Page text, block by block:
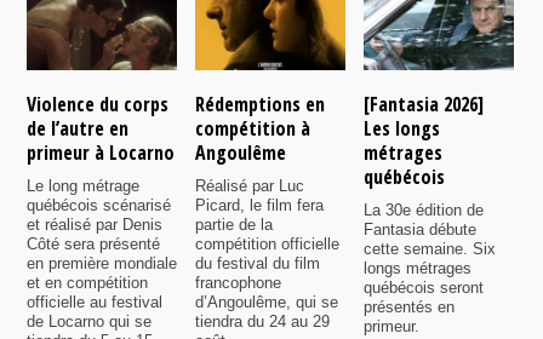
Violence du corps
de l’autre en
primeur à Locarno
Le long métrage
québécois scénarisé
et réalisé par Denis
Côté sera présenté
en première mondiale
et en compétition
officielle au festival
de Locarno qui se
Rédemptions en
compétition à
Angoulême
Réalisé par Luc
Picard, le film fera
partie de la
compétition officielle
du festival du film
francophone
d’Angoulême, qui se
tiendra du 24 au 29
[Fantasia 2026]
Les longs
métrages
québécois
La 30e édition de
Fantasia débute
cette semaine. Six
longs métrages
québécois seront
présentés en
primeur.